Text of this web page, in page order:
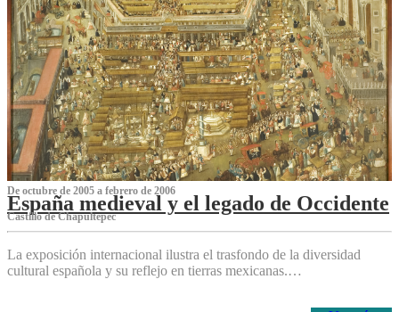
De octubre de 2005 a febrero de 2006
España medieval y el legado de Occidente
Castillo de Chapultepec
La exposición internacional ilustra el trasfondo de la diversidad
cultural española y su reflejo en tierras mexicanas.…